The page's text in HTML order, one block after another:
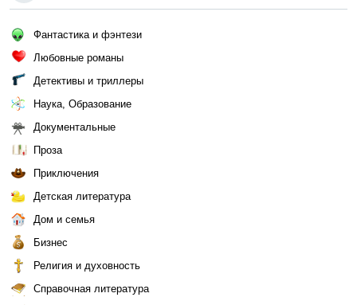
Фантастика и фэнтези
Любовные романы
Детективы и триллеры
Наука, Образование
Документальные
Проза
Приключения
Детская литература
Дом и семья
Бизнес
Религия и духовность
Справочная литература